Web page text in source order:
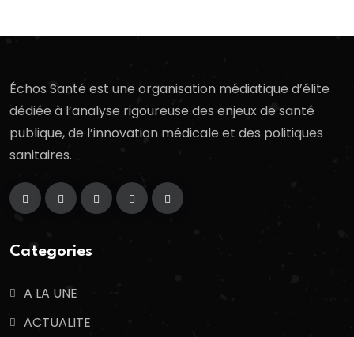
Échos Santé est une organisation médiatique d’élite
dédiée à l’analyse rigoureuse des enjeux de santé
publique, de l’innovation médicale et des politiques
sanitaires.
Categories
A LA UNE
ACTUALITE